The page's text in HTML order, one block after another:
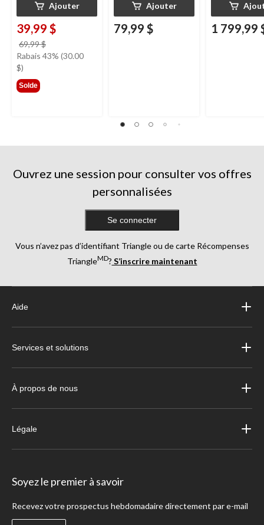
Ajouter
39,99 $
69,99 $
était
Rabais 43% (30.00
$)
Solde
Ajouter
79,99 $ 1 799,99
Ouvrez une session pour consulter vos offres
personnalisées
Se connecter
Vous n’avez pas d’identifiant Triangle ou de carte Récompenses
TriangleMD? S’inscrire maintenant
Aide
Services et solutions
À propos de nous
Légale
Soyez le premier à savoir
Recevez votre prospectus hebdomadaire directement par e-mail